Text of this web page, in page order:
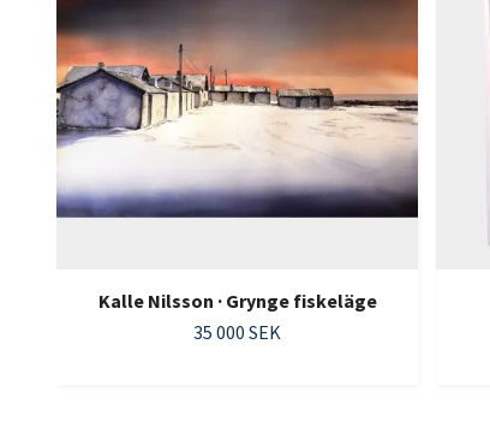
Kalle Nilsson · Grynge fiskeläge
35 000 SEK